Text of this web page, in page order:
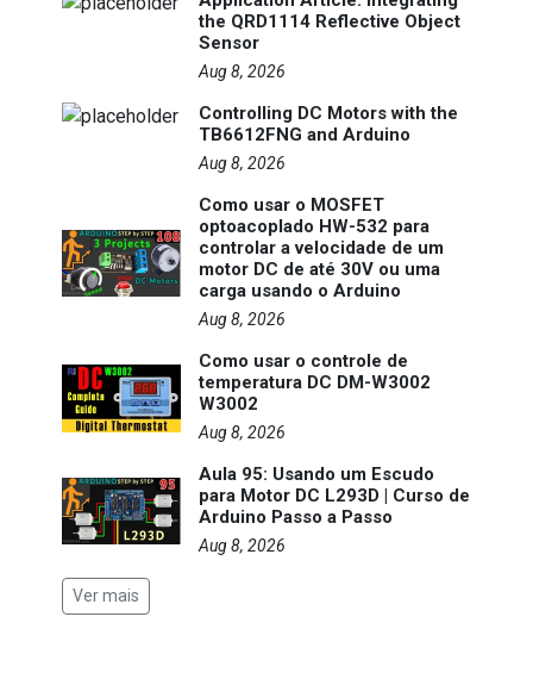
the QRD1114 Reflective Object
Sensor
Aug 8, 2026
Controlling DC Motors with the
TB6612FNG and Arduino
Aug 8, 2026
Como usar o MOSFET
optoacoplado HW-532 para
controlar a velocidade de um
motor DC de até 30V ou uma
carga usando o Arduino
Aug 8, 2026
Como usar o controle de
temperatura DC DM-W3002
W3002
Aug 8, 2026
Aula 95: Usando um Escudo
para Motor DC L293D | Curso de
Arduino Passo a Passo
Aug 8, 2026
Ver mais